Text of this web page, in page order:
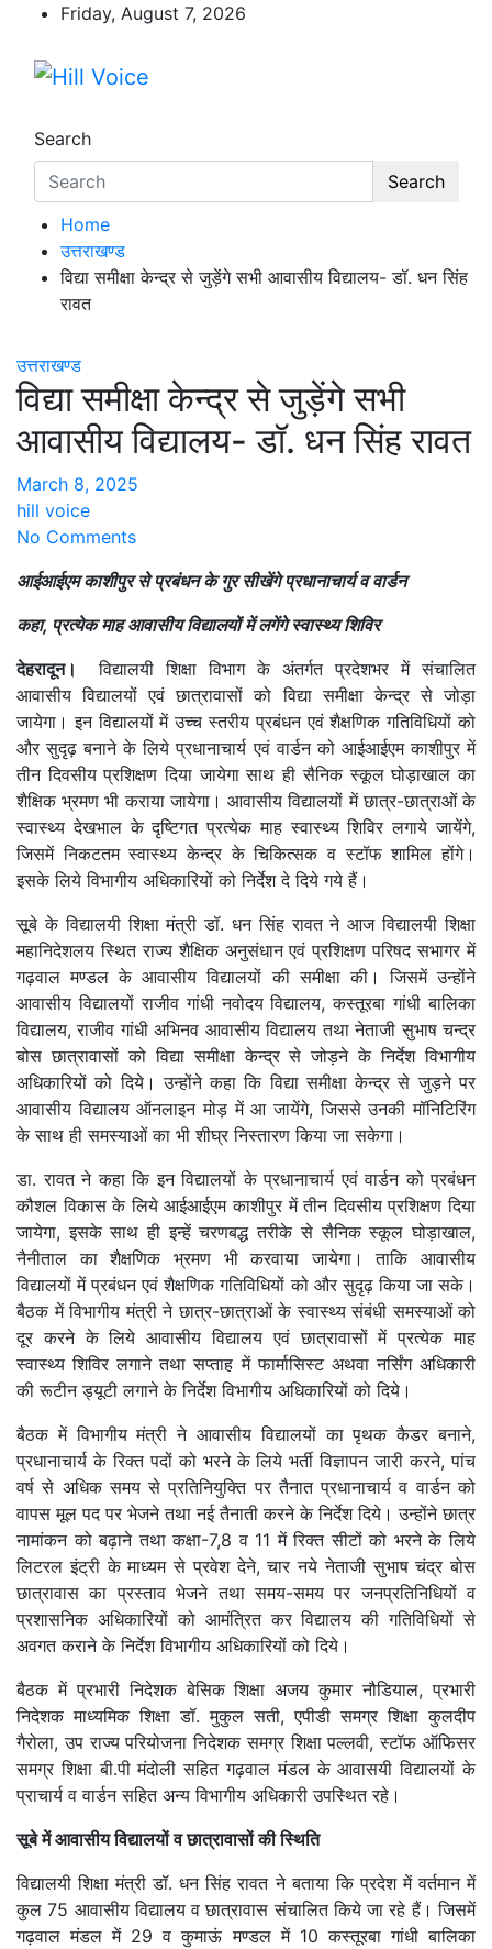
content
Friday, August 7, 2026
Search
Search
Home
उत्तराखण्ड
विद्या समीक्षा केन्द्र से जुड़ेंगे सभी आवासीय विद्यालय- डॉ. धन सिंह
रावत
उत्तराखण्ड
विद्या समीक्षा केन्द्र से जुड़ेंगे सभी
आवासीय विद्यालय- डॉ. धन सिंह रावत
March 8, 2025
hill voice
No Comments
आईआईएम काशीपुर से प्रबंधन के गुर सीखेंगे प्रधानाचार्य व वार्डन
कहा, प्रत्येक माह आवासीय विद्यालयों में लगेंगे स्वास्थ्य शिविर
देहरादून।विद्यालयी शिक्षा विभाग के अंतर्गत प्रदेशभर में संचालित
आवासीय विद्यालयों एवं छात्रावासों को विद्या समीक्षा केन्द्र से जोड़ा
जायेगा। इन विद्यालयों में उच्च स्तरीय प्रबंधन एवं शैक्षणिक गतिविधियों को
और सुदृढ़ बनाने के लिये प्रधानाचार्य एवं वार्डन को आईआईएम काशीपुर में
तीन दिवसीय प्रशिक्षण दिया जायेगा साथ ही सैनिक स्कूल घोड़ाखाल का
शैक्षिक भ्रमण भी कराया जायेगा। आवासीय विद्यालयों में छात्र-छात्राओं के
स्वास्थ्य देखभाल के दृष्टिगत प्रत्येक माह स्वास्थ्य शिविर लगाये जायेंगे,
जिसमें निकटतम स्वास्थ्य केन्द्र के चिकित्सक व स्टॉफ शामिल होंगे।
इसके लिये विभागीय अधिकारियों को निर्देश दे दिये गये हैं।
सूबे के विद्यालयी शिक्षा मंत्री डॉ. धन सिंह रावत ने आज विद्यालयी शिक्षा
महानिदेशलय स्थित राज्य शैक्षिक अनुसंधान एवं प्रशिक्षण परिषद सभागर में
गढ़वाल मण्डल के आवासीय विद्यालयों की समीक्षा की। जिसमें उन्होंने
आवासीय विद्यालयों राजीव गांधी नवोदय विद्यालय, कस्तूरबा गांधी बालिका
विद्यालय, राजीव गांधी अभिनव आवासीय विद्यालय तथा नेताजी सुभाष चन्द्र
बोस छात्रावासों को विद्या समीक्षा केन्द्र से जोड़ने के निर्देश विभागीय
अधिकारियों को दिये। उन्होंने कहा कि विद्या समीक्षा केन्द्र से जुड़ने पर
आवासीय विद्यालय ऑनलाइन मोड़ में आ जायेंगे, जिससे उनकी मॉनिटिरिंग
के साथ ही समस्याओं का भी शीघ्र निस्तारण किया जा सकेगा।
डा. रावत ने कहा कि इन विद्यालयों के प्रधानाचार्य एवं वार्डन को प्रबंधन
कौशल विकास के लिये आईआईएम काशीपुर में तीन दिवसीय प्रशिक्षण दिया
जायेगा, इसके साथ ही इन्हें चरणबद्ध तरीके से सैनिक स्कूल घोड़ाखाल,
नैनीताल का शैक्षणिक भ्रमण भी करवाया जायेगा। ताकि आवासीय
विद्यालयों में प्रबंधन एवं शैक्षणिक गतिविधियों को और सुदृढ़ किया जा सके।
बैठक में विभागीय मंत्री ने छात्र-छात्राओं के स्वास्थ्य संबंधी समस्याओं को
दूर करने के लिये आवासीय विद्यालय एवं छात्रावासों में प्रत्येक माह
स्वास्थ्य शिविर लगाने तथा सप्ताह में फार्मासिस्ट अथवा नर्सिंग अधिकारी
की रूटीन ड्यूटी लगाने के निर्देश विभागीय अधिकारियों को दिये।
बैठक में विभागीय मंत्री ने आवासीय विद्यालयों का पृथक कैडर बनाने,
प्रधानाचार्य के रिक्त पदों को भरने के लिये भर्ती विज्ञापन जारी करने, पांच
वर्ष से अधिक समय से प्रतिनियुक्ति पर तैनात प्रधानाचार्य व वार्डन को
वापस मूल पद पर भेजने तथा नई तैनाती करने के निर्देश दिये। उन्होंने छात्र
नामांकन को बढ़ाने तथा कक्षा-7,8 व 11 में रिक्त सीटों को भरने के लिये
लिटरल इंट्री के माध्यम से प्रवेश देने, चार नये नेताजी सुभाष चंद्र बोस
छात्रावास का प्रस्ताव भेजने तथा समय-समय पर जनप्रतिनिधियों व
प्रशासनिक अधिकारियों को आमंत्रित कर विद्यालय की गतिविधियों से
अवगत कराने के निर्देश विभागीय अधिकारियों को दिये।
बैठक में प्रभारी निदेशक बेसिक शिक्षा अजय कुमार नौडियाल, प्रभारी
निदेशक माध्यमिक शिक्षा डॉ. मुकुल सती, एपीडी समग्र शिक्षा कुलदीप
गैरोला, उप राज्य परियोजना निदेशक समग्र शिक्षा पल्लवी, स्टॉफ ऑफिसर
समग्र शिक्षा बी.पी मंदोली सहित गढ़वाल मंडल के आवासयी विद्यालयों के
प्राचार्य व वार्डन सहित अन्य विभागीय अधिकारी उपस्थित रहे।
सूबे में आवासीय विद्यालयों व छात्रावासों की स्थिति
विद्यालयी शिक्षा मंत्री डॉ. धन सिंह रावत ने बताया कि प्रदेश में वर्तमान में
कुल 75 आवासीय विद्यालय व छात्रावास संचालित किये जा रहे हैं। जिसमें
गढ़वाल मंडल में 29 व कुमाऊं मण्डल में 10 कस्तूरबा गांधी बालिका